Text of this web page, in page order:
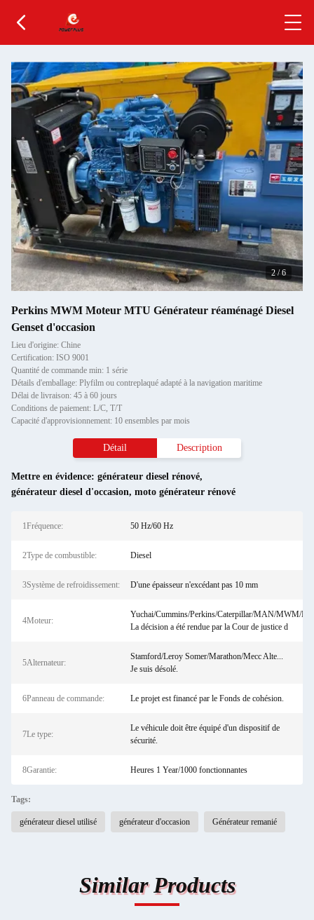
2 /6
Perkins MWM Moteur MTU Générateur réaménagé Diesel
Genset d'occasion
Lieu d'origine: Chine
Certification: ISO 9001
Quantité de commande min: 1 série
Détails d'emballage: Plyfilm ou contreplaqué adapté à la navigation maritime
Délai de livraison: 45 à 60 jours
Conditions de paiement: L/C, T/T
Capacité d'approvisionnement: 10 ensembles par mois
Détail Description
Mettre en évidence: générateur diesel rénové,
générateur diesel d'occasion, moto générateur rénové
1Fréquence: 50 Hz/60 Hz
2Type de combustible: Diesel
3Système de refroidissement: D'une épaisseur n'excédant pas 10 mm
4Moteur:
Yuchai/Cummins/Perkins/Caterpillar/MAN/MWM/
La décision a été rendue par la Cour de justice d
5Alternateur:
Stamford/Leroy Somer/Marathon/Mecc Alte...
Je suis désolé.
6Panneau de commande: Le projet est financé par le Fonds de cohésion.
7Le type:
Le véhicule doit être équipé d'un dispositif de
sécurité.
8Garantie: Heures 1 Year/1000 fonctionnantes
Tags:
générateur diesel utilisé générateur d'occasion Générateur remanié
Similar Products